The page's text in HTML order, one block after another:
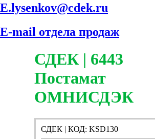
E.lysenkov@cdek.ru
E-mail отдела продаж
СДЕК | 6443
Постамат
ОМНИСДЭК
СДЕК | КОД: KSD130